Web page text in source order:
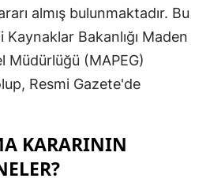
Edirne
Elazığ
almış bulunmaktadır. Bu
Bakanlığı Maden
Müdürlüğü (MAPEG)
Resmi Gazete'de
KARARININ